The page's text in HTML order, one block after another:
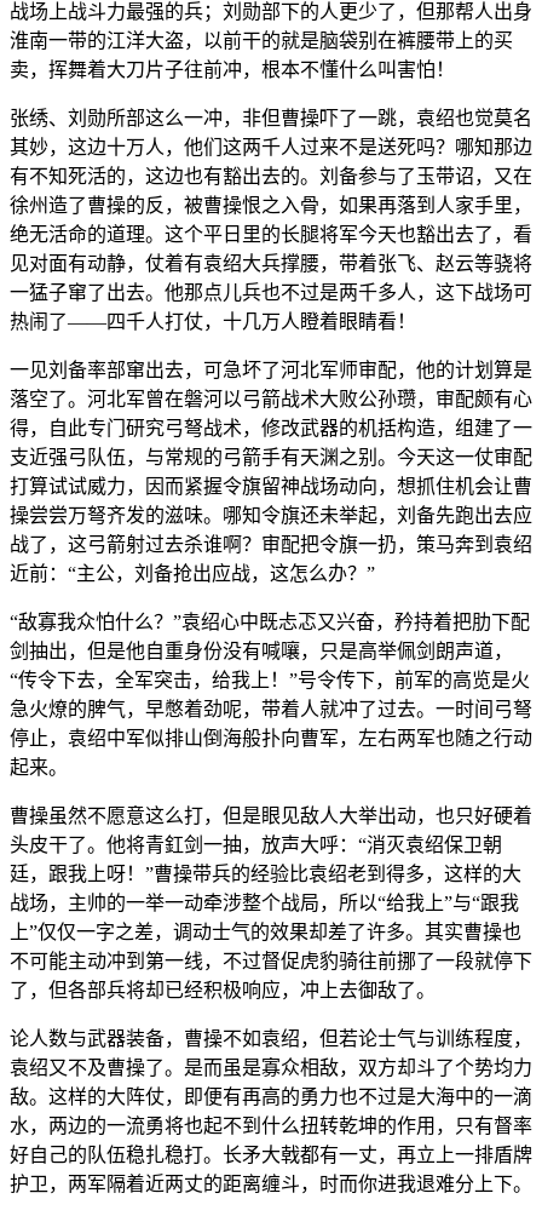
战场上战斗力最强的兵；刘勋部下的人更少了，但那帮人出身
淮南一带的江洋大盗，以前干的就是脑袋别在裤腰带上的买
卖，挥舞着大刀片子往前冲，根本不懂什么叫害怕！
张绣、刘勋所部这么一冲，非但曹操吓了一跳，袁绍也觉莫名
其妙，这边十万人，他们这两千人过来不是送死吗？哪知那边
有不知死活的，这边也有豁出去的。刘备参与了玉带诏，又在
徐州造了曹操的反，被曹操恨之入骨，如果再落到人家手里，
绝无活命的道理。这个平日里的长腿将军今天也豁出去了，看
见对面有动静，仗着有袁绍大兵撑腰，带着张飞、赵云等骁将
一猛子窜了出去。他那点儿兵也不过是两千多人，这下战场可
热闹了——四千人打仗，十几万人瞪着眼睛看！
一见刘备率部窜出去，可急坏了河北军师审配，他的计划算是
落空了。河北军曾在磐河以弓箭战术大败公孙瓒，审配颇有心
得，自此专门研究弓弩战术，修改武器的机括构造，组建了一
支近强弓队伍，与常规的弓箭手有天渊之别。今天这一仗审配
打算试试威力，因而紧握令旗留神战场动向，想抓住机会让曹
操尝尝万弩齐发的滋味。哪知令旗还未举起，刘备先跑出去应
战了，这弓箭射过去杀谁啊？审配把令旗一扔，策马奔到袁绍
近前：“主公，刘备抢出应战，这怎么办？”
“敌寡我众怕什么？”袁绍心中既忐忑又兴奋，矜持着把肋下配
剑抽出，但是他自重身份没有喊嚷，只是高举佩剑朗声道，
“传令下去，全军突击，给我上！”号令传下，前军的高览是火
急火燎的脾气，早憋着劲呢，带着人就冲了过去。一时间弓弩
停止，袁绍中军似排山倒海般扑向曹军，左右两军也随之行动
起来。
曹操虽然不愿意这么打，但是眼见敌人大举出动，也只好硬着
头皮干了。他将青釭剑一抽，放声大呼：“消灭袁绍保卫朝
廷，跟我上呀！”曹操带兵的经验比袁绍老到得多，这样的大
战场，主帅的一举一动牵涉整个战局，所以“给我上”与“跟我
上”仅仅一字之差，调动士气的效果却差了许多。其实曹操也
不可能主动冲到第一线，不过督促虎豹骑往前挪了一段就停下
了，但各部兵将却已经积极响应，冲上去御敌了。
论人数与武器装备，曹操不如袁绍，但若论士气与训练程度，
袁绍又不及曹操了。是而虽是寡众相敌，双方却斗了个势均力
敌。这样的大阵仗，即便有再高的勇力也不过是大海中的一滴
水，两边的一流勇将也起不到什么扭转乾坤的作用，只有督率
好自己的队伍稳扎稳打。长矛大戟都有一丈，再立上一排盾牌
护卫，两军隔着近两丈的距离缠斗，时而你进我退难分上下。